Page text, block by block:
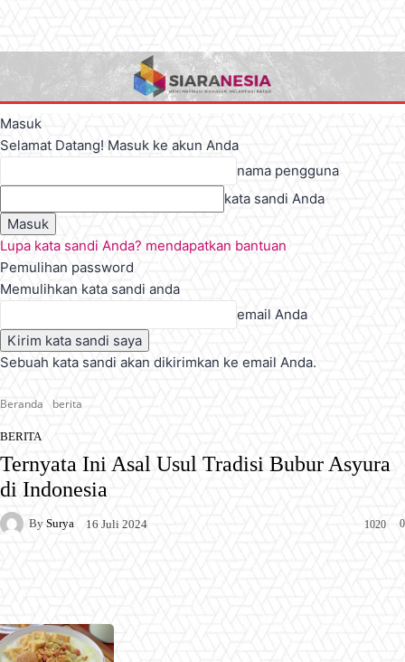
Masuk
Selamat Datang! Masuk ke akun Anda
nama pengguna
kata sandi Anda
Lupa kata sandi Anda? mendapatkan bantuan
Pemulihan password
Memulihkan kata sandi anda
email Anda
Sebuah kata sandi akan dikirimkan ke email Anda.
Beranda berita
BERITA
Ternyata Ini Asal Usul Tradisi Bubur Asyura
di Indonesia
By Surya 16 Juli 2024 0
1020